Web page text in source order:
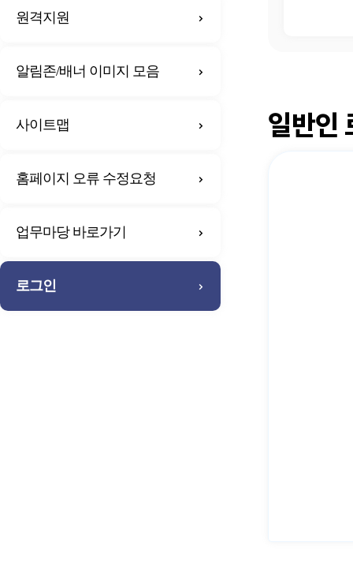
원격지원
알림존/배너 이미지 모음
사이트맵
홈페이지 오류 수정요청
업무마당 바로가기
로그인
일반인